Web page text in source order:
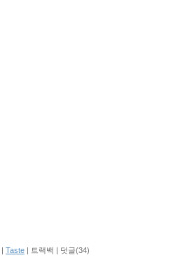
Taste 트랙백 덧글(34)